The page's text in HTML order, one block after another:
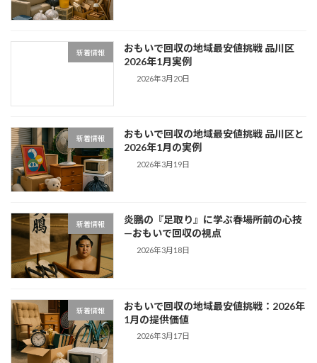
新着情報
おもいで回収の地域最安値挑戦 品川区
2026年1月実例
2026年3月20日
新着情報
おもいで回収の地域最安値挑戦 品川区と
2026年1月の実例
2026年3月19日
新着情報
炎鵬の『足取り』に学ぶ春場所前の心技
—おもいで回収の視点
2026年3月18日
新着情報
おもいで回収の地域最安値挑戦：2026年
1月の提供価値
2026年3月17日